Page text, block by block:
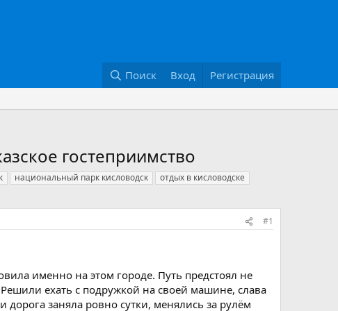
Поиск Вход Регистрация
гостеприимство
национальный парк кисловодск
отдых в кисловодске
#1
именно на этом городе. Путь предстоял не
ехать с подружкой на своей машине, слава
заняла ровно сутки, менялись за рулём